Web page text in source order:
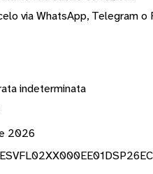
via WhatsApp, Telegram o
indeterminata
2026